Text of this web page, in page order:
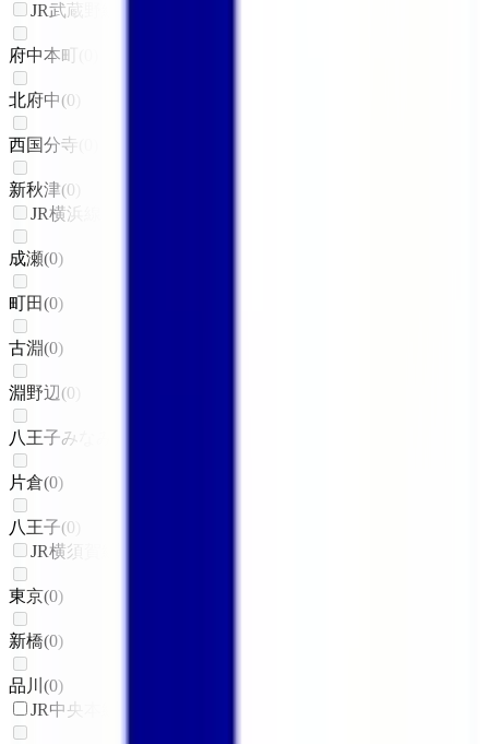
JR武蔵野線
府中本町
北府中(0
西国分寺
新秋津(0
JR横浜線
成瀬(0)
町田(0)
古淵(0)
淵野辺 (0
八王子みなみ野
片倉(0)
八王子(0
JR横須賀線
東京(0)
新橋(0)
品川 (0)
JR中央本線(東京～塩尻)